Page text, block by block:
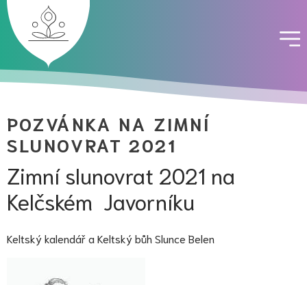
POZVÁNKA NA ZIMNÍ
SLUNOVRAT 2021
Zimní slunovrat 2021 na
Kelčském Javorníku
Keltský kalendář a Keltský bůh Slunce Belen